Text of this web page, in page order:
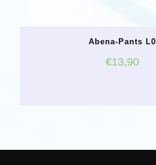
Abena-Pants L0
€13,90